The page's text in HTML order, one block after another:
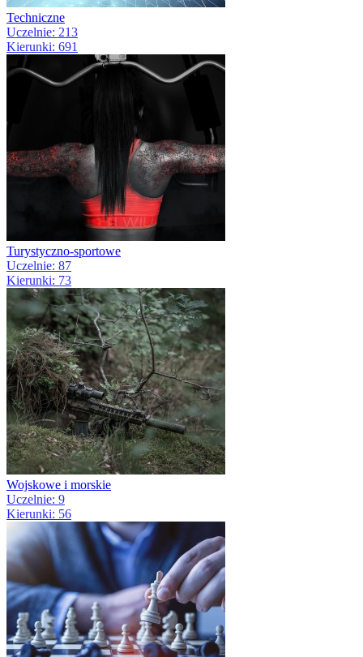
Techniczne
Uczelnie: 213
Kierunki: 691
Turystyczno-sportowe
Uczelnie: 87
Kierunki: 73
Wojskowe i morskie
Uczelnie: 9
Kierunki: 56